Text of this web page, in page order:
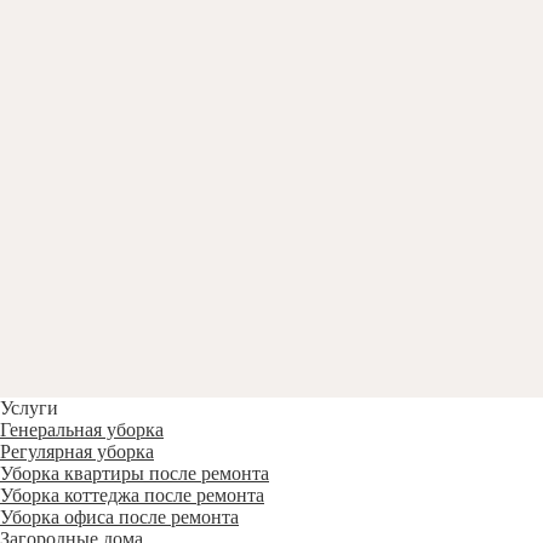
Услуги
Генеральная уборка
Регулярная уборка
Уборка квартиры после ремонта
Уборка коттеджа после ремонта
Уборка офиса после ремонта
Загородные дома